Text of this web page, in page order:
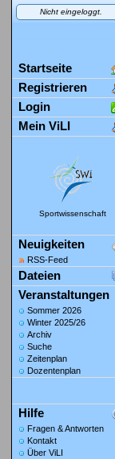
Nicht eingeloggt.
Startseite
Registrieren
Login
Mein ViLI
Sportwissenschaft
Neuigkeiten
RSS-Feed
Dateien
Veranstaltungen
Sommer 2026
Winter 2025/26
Archiv
Suche
Zeitenplan
Dozentenplan
Hilfe
Fragen & Antworten
Kontakt
Über ViLI